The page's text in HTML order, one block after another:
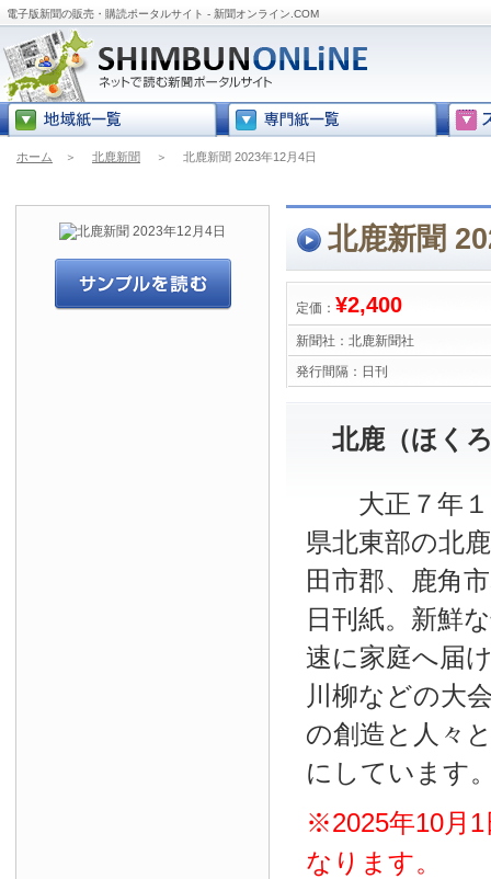
電子版新聞の販売・購読ポータルサイト - 新聞オンライン.COM
ホーム ＞ 北鹿新聞 ＞ 北鹿新聞 2023年12月4日
北鹿新聞
定価： ¥2,400
新聞社： 北鹿新聞社
発行間隔： 日刊
北鹿（ほく
大正７年１
県北東部の北
田市郡、鹿角
日刊紙。新鮮
速に家庭へ届
川柳などの大
の創造と人々
にしています
※2025年10月
なります。